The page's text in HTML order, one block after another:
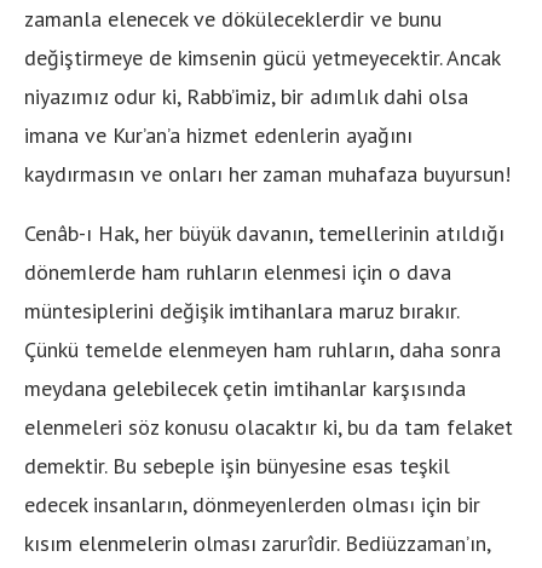
zamanla elenecek ve döküleceklerdir ve bunu
değiştirmeye de kimsenin gücü yetmeyecektir. Ancak
niyazımız odur ki, Rabb’imiz, bir adımlık dahi olsa
imana ve Kur’an’a hizmet edenlerin ayağını
kaydırmasın ve onları her zaman muhafaza buyursun!
Cenâb-ı Hak, her büyük davanın, temellerinin atıldığı
dönemlerde ham ruhların elenmesi için o dava
müntesiplerini değişik imtihanlara maruz bırakır.
Çünkü temelde elenmeyen ham ruhların, daha sonra
meydana gelebilecek çetin imtihanlar karşısında
elenmeleri söz konusu olacaktır ki, bu da tam felaket
demektir. Bu sebeple işin bünyesine esas teşkil
edecek insanların, dönmeyenlerden olması için bir
kısım elenmelerin olması zarurîdir. Bediüzzaman’ın,